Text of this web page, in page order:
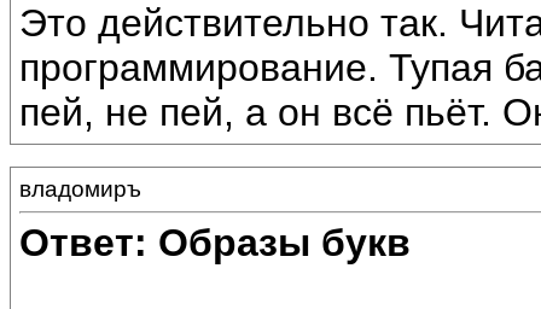
Это действительно так.
программирование. Тупая
пей, не пей, а он всё пьёт.
владомиръ
Ответ: Образы букв